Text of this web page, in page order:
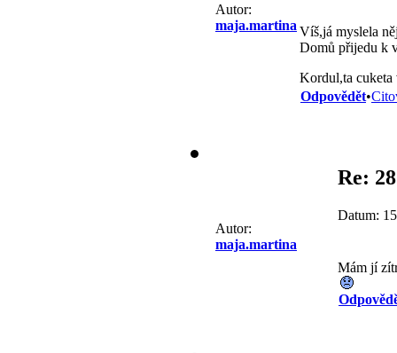
Autor:
maja.martina Víš,já myslela
Domů přijedu k
Kordul,ta cuketa
Odpovědět•
Autor:
maja.martina
Re:
Datum:
Mám jí